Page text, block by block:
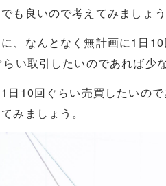
も良いので考えてみましょう
、なんとなく無計画に1日
い取引したいのであれば少
1日10回ぐらい売買したいの
みましょう。